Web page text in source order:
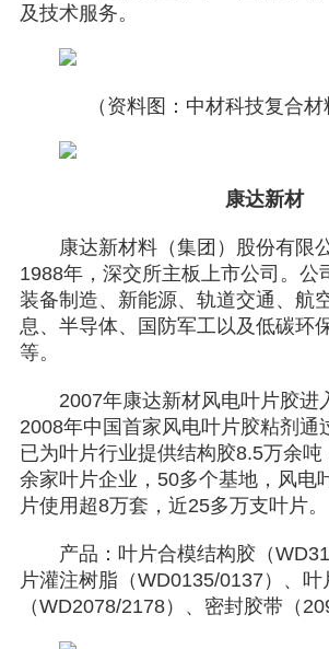
及技术服务。
（资料图：中材科技复合材
康达新材
康达新材料（集团）股份有限
1988年，深交所主板上市公司。公
装备制造、新能源、轨道交通、航
息、半导体、国防军工以及低碳环
等。
2007年康达新材风电叶片胶进
2008年中国首家风电叶片胶粘剂通
已为叶片行业提供结构胶8.5万余
余家叶片企业，50多个基地，风电
片使用超8万套，近25多万支叶片。
产品：叶片合模结构胶（
片灌注树脂（WD0135/0137）、叶
（WD2078/2178）、密封胶带（